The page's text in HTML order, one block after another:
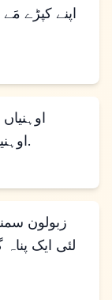
اپنے کپڑے
اوہنیاں دانتاں دودھ توں زیادہ سفید نیں.
لئی ایک